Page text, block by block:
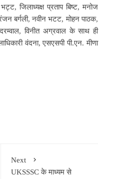
जिलाध्यक्ष प्रताप बिष्ट, मनोज
बर्गली, नवीन भटट, मोहन पाठक,
विनीत अग्रवाल के साथ ही
वंदना, एसएसपी पी.एन. मीणा
Next
UKSSSC के माध्यम से